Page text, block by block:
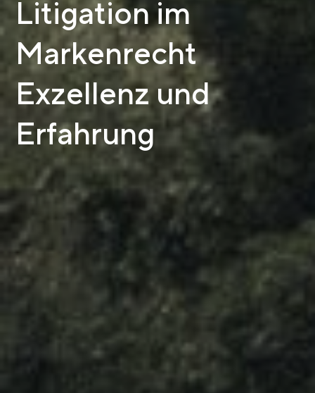
Litigation im
Markenrecht
Exzellenz und
Erfahrung